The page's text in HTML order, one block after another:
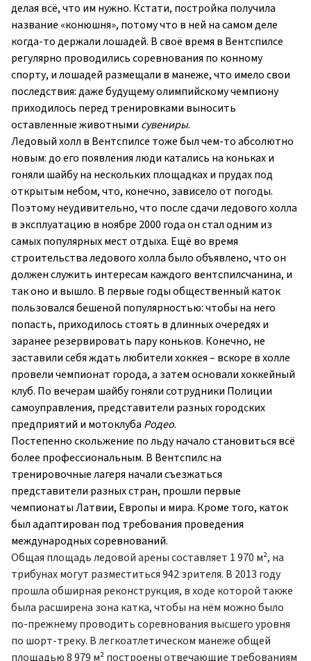
делая всё, что им нужно. Кстати, постройка получила
название «конюшня», потому что в ней на самом деле
когда-то держали лошадей. В своё время в Вентс­пилсе
регулярно проводились соревнования по конному
спорту, и лошадей размещали в манеже, что имело свои
последствия: даже будущему олимпийскому чемпиону
приходилось перед тренировками выносить
оставленные животными сувениры.
Ледовый холл в Вентспилсе тоже был чем-то абсолютно
новым: до его появления люди катались на коньках и
гоняли шайбу на нескольких площадках и прудах под
открытым небом, что, конечно, зависело от погоды.
Поэтому неудивительно, что после сдачи ледового холла
в эксплуатацию в ноябре 2000 года он стал одним из
самых популярных мест отдыха. Ещё во время
строительства ледового холла было объявлено, что он
должен служить интересам каждого вентспилсчанина, и
так оно и вышло. В первые годы общественный каток
пользовался бешеной популярностью: чтобы на него
попасть, приходилось стоять в длинных очередях и
заранее резервировать пару коньков. Конечно, не
заставили себя ждать любители хоккея – вскоре в холле
провели чемпионат города, а затем основали хоккейный
клуб. По вечерам шайбу гоняли сотрудники Полиции
самоуправления, представители разных городских
предприятий и мотоклуба Родео.
Постепенно скольжение по льду начало становиться всё
более профессиональным. В Вентспилс на
тренировочные лагеря начали съезжаться
представители разных стран, прошли первые
чемпионаты Латвии, Европы и мира. Кроме того, каток
был адаптирован под требования проведения
международных соревнований.
Общая площадь ледовой арены составляет 1 970 м², на
трибунах могут разместиться 942 зрителя. В 2013 году
прошла обширная реконструкция, в ходе которой также
была расширена зона катка, чтобы на нём можно было
по-прежнему проводить соревнования высшего уровня
по шорт-треку. В легкоатлетическом манеже общей
площадью 8 979 м² построены отвечающие требованиям